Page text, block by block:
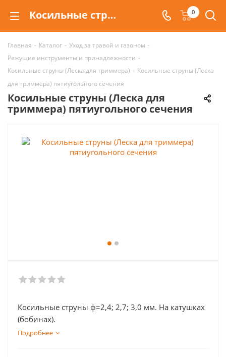
Косильные струны (Леска для триммера) пятиугольного сечения Stihl 0
Главная - Каталог - Уход за травой и газоном -
Режущие инструменты и принадлежности -
Косильные струны (Леска для триммера) - Косильные струны (Леска
для триммера) пятиугольного сечения
Косильные струны (Леска для
триммера) пятиугольного сечения
Косильные струны ф=2,4; 2,7; 3,0 мм. На катушках
(бобинах).
Подробнее